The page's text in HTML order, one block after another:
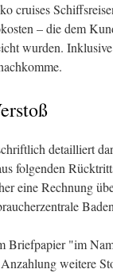
cruises
– die dem
wurden.
detailliert
folgenden
eine Rechnung
Briefpapier "im
weitere